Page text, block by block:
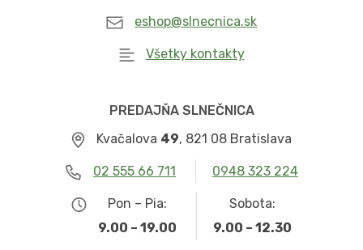
eshop@slnecnica.sk
Všetky kontakty
PREDAJŇA SLNEČNICA
Kvačalova 49, 821 08 Bratislava
02 555 66 711 0948 323 224
Pon – Pia:
9.00 – 19.00
Sobota:
9.00 – 12.30